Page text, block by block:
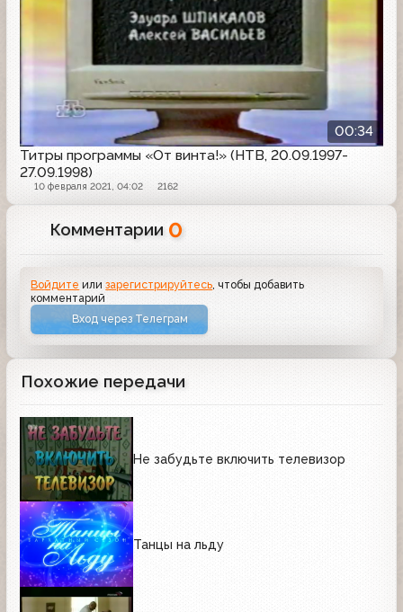
00:34
Титры программы «От винта!» (НТВ, 20.09.1997-
27.09.1998)
10 февраля 2021, 04:02 2162
Комментарии 0
Войдите илизарегистрируйтесь, чтобы добавить
комментарий
Вход через Телеграм
Похожие передачи
Не забудьте включить телевизор
Танцы на льду